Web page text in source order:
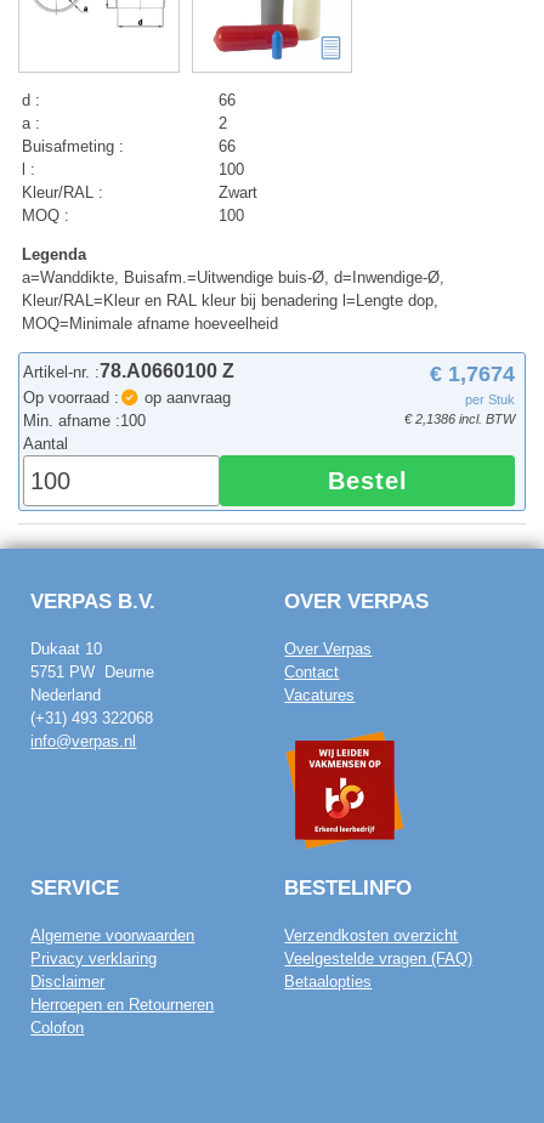
d :
66
a :
2
Buisafmeting :
66
l :
100
Kleur/RAL :
Zwart
MOQ :
100
Legenda
a=Wanddikte, Buisafm.=Uitwendige buis-Ø, d=Inwendige-Ø,
Kleur/RAL=Kleur en RAL kleur bij benadering l=Lengte dop,
MOQ=Minimale afname hoeveelheid
Artikel-nr. :78.A0660100 Z
Op voorraad :
op aanvraag
Min. afname :100
€ 1,7674
per Stuk
€ 2,1386 incl. BTW
Aantal
Bestel
VERPAS B.V.
Dukaat 10
5751 PW Deurne
Nederland
(+31) 493 322068
info@verpas.nl
OVER VERPAS
Over Verpas
Contact
Vacatures
SERVICE
Algemene voorwaarden
Privacy verklaring
Disclaimer
Herroepen en Retourneren
Colofon
BESTELINFO
Verzendkosten overzicht
Veelgestelde vragen (FAQ)
Betaalopties